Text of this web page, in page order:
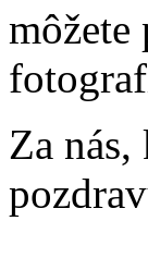
môžete
Za